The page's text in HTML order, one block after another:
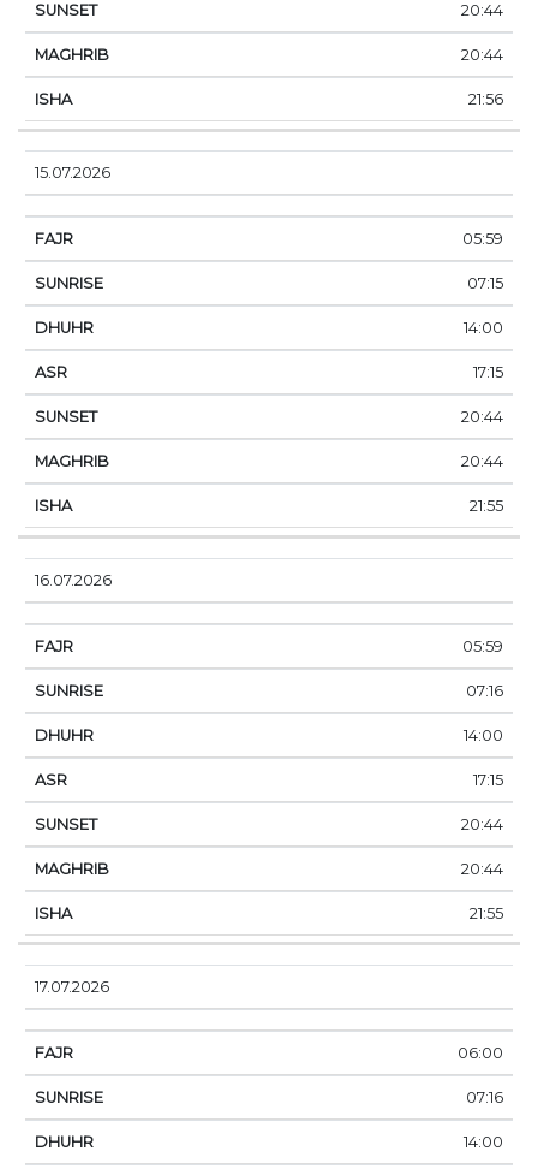
20:44
20:44
21:56
15.07.2026
05:59
07:15
14:00
17:15
20:44
20:44
21:55
16.07.2026
05:59
07:16
14:00
17:15
20:44
20:44
21:55
17.07.2026
06:00
07:16
14:00